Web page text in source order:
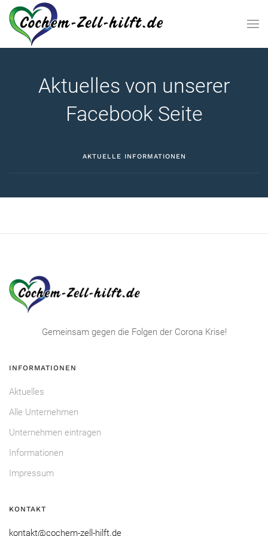
Zum Hauptinhalt springen
Aktuelles von unserer
Facebook Seite
AKTUELLE INFORMATIONEN
Gemeinsam gegen die Folgen der Corona Krise!
INFORMATIONEN
Aktuelles
Alle Unternehmen
Unternehmen eintragen
Informationen
Impressum
KONTAKT
kontakt@cochem-zell-hilft.de